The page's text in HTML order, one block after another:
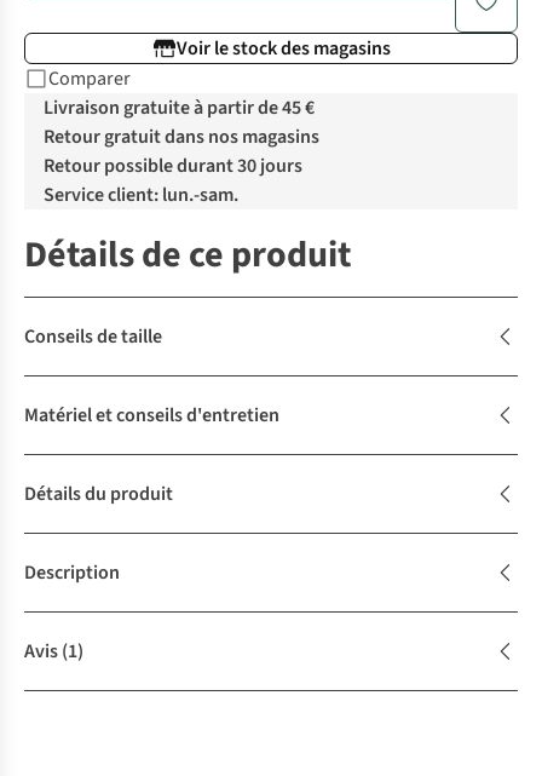
Voir le stock des magasins
Comparer
Livraison gratuite à partir de 45 €
Retour gratuit dans nos magasins
Retour possible durant 30 jours
Service client: lun.-sam.
Détails de ce produit
Conseils de taille
Matériel et conseils d'entretien
Détails du produit
Description
Avis(1)